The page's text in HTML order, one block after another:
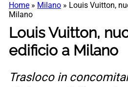
Home » Milano » Louis Vuitton,
Milano
Louis Vuitton,
edificio a Milano
Trasloco in